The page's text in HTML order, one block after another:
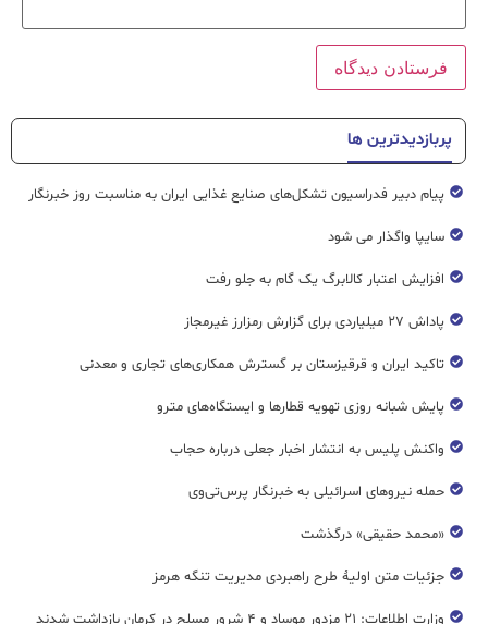
پربازدیدترین ها
پیام دبیر فدراسیون تشکل‌های صنایع غذایی ایران به مناسبت روز خبرنگار
سایپا واگذار می شود
افزایش اعتبار کالابرگ یک گام به جلو رفت
پاداش ۲۷ میلیاردی برای گزارش رمزارز غیرمجاز
تاکید ایران و قرقیزستان بر گسترش همکاری‌های تجاری و معدنی
پایش شبانه روزی تهویه قطار‌ها و ایستگاه‌های مترو
واکنش پلیس به انتشار اخبار جعلی درباره حجاب
حمله نیروهای اسرائیلی به خبرنگار پرس‌تی‌وی
«محمد حقیقی» درگذشت
جزئیات متن اولیۀ طرح راهبردی مدیریت تنگه هرمز
وزارت اطلاعات: ۲۱ مزدور موساد و ۴ شرور مسلح در کرمان بازداشت شدند